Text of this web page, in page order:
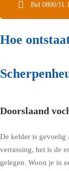
Bel 0800/
Hoe
Doorslaand
De kelder is gevoelig
verrassing, het is de
gelegen. Woon je in